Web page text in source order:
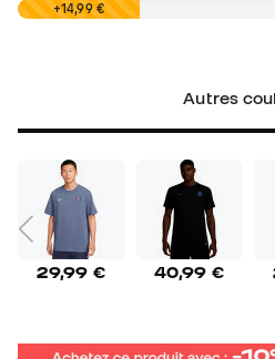
0,00 €+14,99 €
Autres
29,99 € 40,99 €